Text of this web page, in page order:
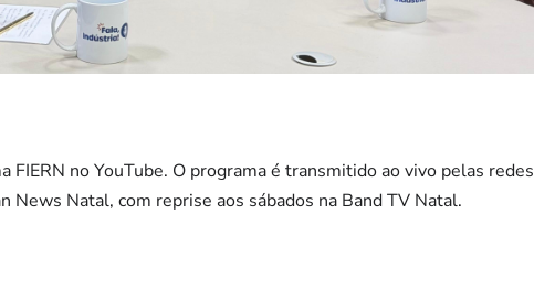
no YouTube. O programa é transmitido ao vivo pelas redes
News Natal, com reprise aos sábados na Band TV Natal.